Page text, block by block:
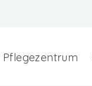
Pflegezentrum